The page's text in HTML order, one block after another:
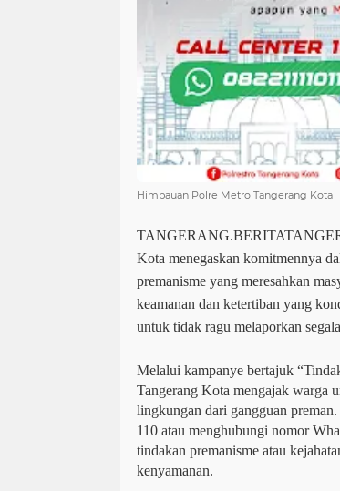
Himbauan Polre Metro Tangerang Kota
Kota menegaskan komitmennya
premanisme yang meresahkan
keamanan dan ketertiban yang
untuk tidak ragu melaporkan
Melalui kampanye bertajuk
Tangerang Kota mengajak warga
lingkungan dari gangguan
110 atau menghubungi nomor
tindakan premanisme atau
kenyamanan.